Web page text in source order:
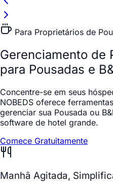
Para Proprietários de
Gerenciamento de
para Pousadas e
Concentre-se em seus
NOBEDS oferece
gerenciar sua Pousada ou
software de hotel grande.
Comece Gratuitamente
Manhã Agitada,